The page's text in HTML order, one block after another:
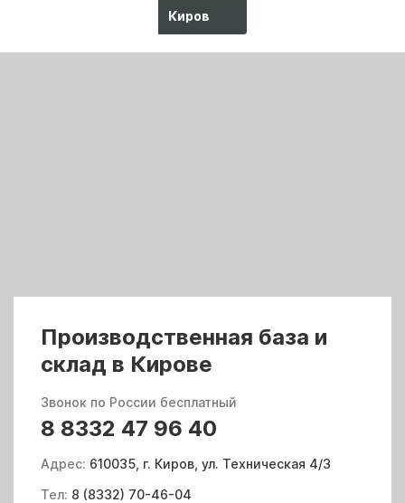
Киров
Производственная база и
склад в Кирове
Звонок по России бесплатный
8 8332 47 96 40
Адрес: 610035, г. Киров, ул. Техническая 4/3
Тел: 8 (8332) 70-46-04